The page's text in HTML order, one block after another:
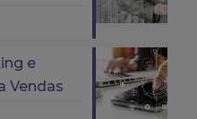
e
Vendas